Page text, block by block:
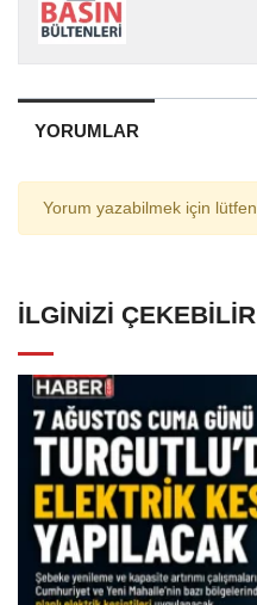
YORUMLAR
Yorum yazabilmek için lütfen
İLGINIZI ÇEKEBILIR